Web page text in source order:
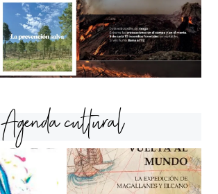
Agenda cultural